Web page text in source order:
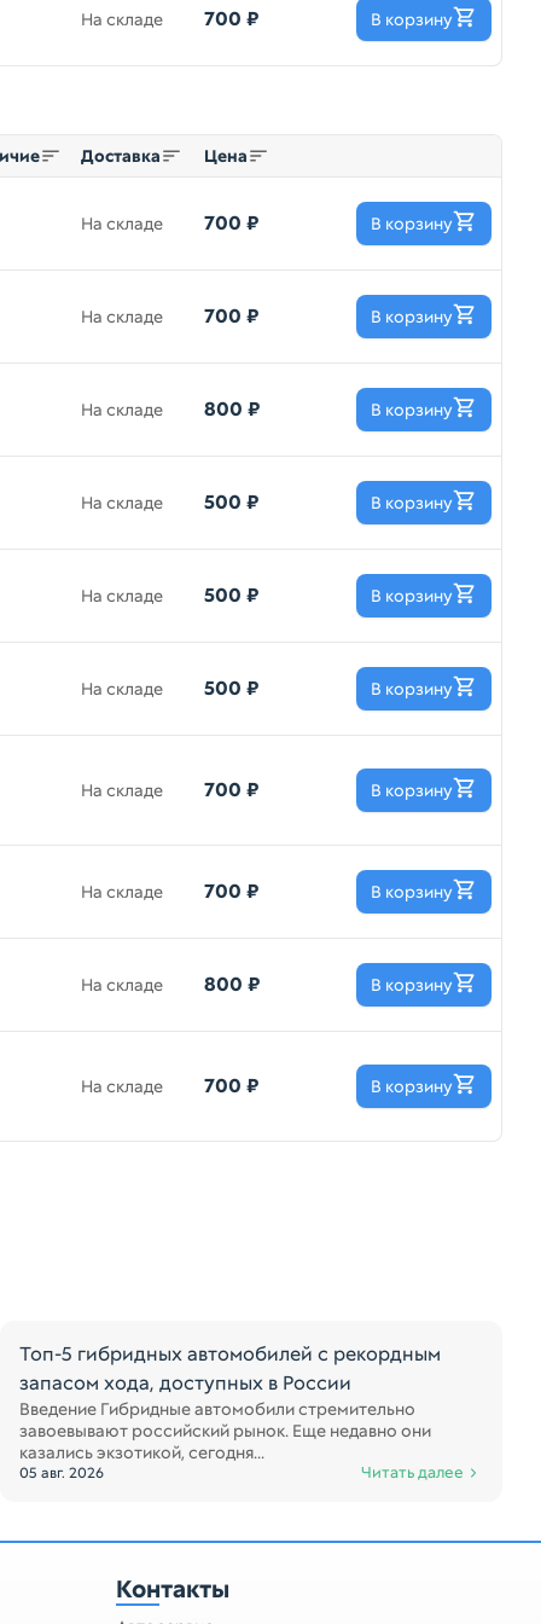
На складе 700 ₽ В корзину
Доставка Цена
На складе 700 ₽ В корзину
На складе 700 ₽ В корзину
На складе 800 ₽ В корзину
На складе 500 ₽ В корзину
На складе 500 ₽ В корзину
На складе 500 ₽ В корзину
На складе 700 ₽ В корзину
На складе 700 ₽ В корзину
На складе 800 ₽ В корзину
На складе 700 ₽ В корзину
Топ-5 гибридных автомобилей с рекордным
запасом хода, доступных в России
Введение Гибридные автомобили стремительно
завоевывают российский рынок. Еще недавно они
казались экзотикой, сегодня...
05 авг. 2026 Читать далее
Контакты